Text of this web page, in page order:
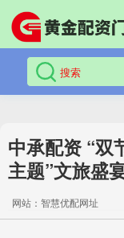
中承配资 “双
主题”文旅盛
网站：智慧优配网址